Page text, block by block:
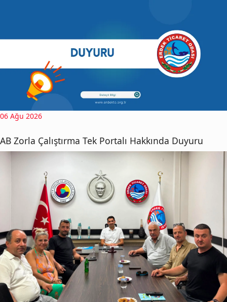
06 Ağu 2026
AB Zorla Çalıştırma Tek Portalı Hakkında Duyuru